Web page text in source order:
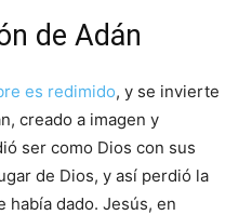
de Adán
es redimido, y se invierte
creado a imagen y
ser como Dios con sus
de Dios, y así perdió la
había dado. Jesús, en